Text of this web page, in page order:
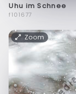
Uhu im Schnee
f101677
Zoom